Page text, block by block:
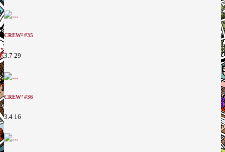
CREW² #35
3.7 29
CREW² #36
3.4 16